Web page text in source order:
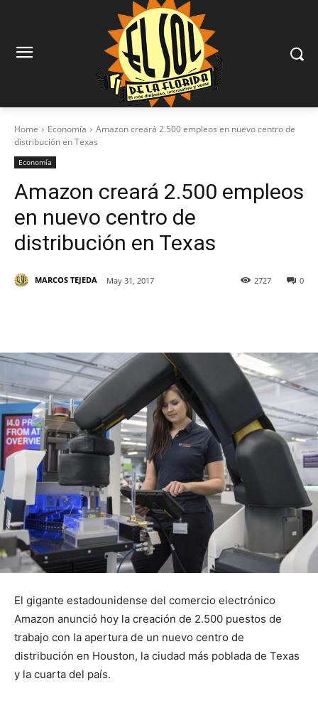
Home Economía
Amazon creará 2.500 empleos en nuevo centro de
distribución en Texas
Economía
Amazon creará 2.500 empleos
en nuevo centro de
distribución en Texas
MARCOS TEJEDA May 31, 2017 0
2727
El gigante estadounidense del comercio electrónico
Amazon anunció hoy la creación de 2.500 puestos de
trabajo con la apertura de un nuevo centro de
distribución en Houston, la ciudad más poblada de Texas
y la cuarta del país.